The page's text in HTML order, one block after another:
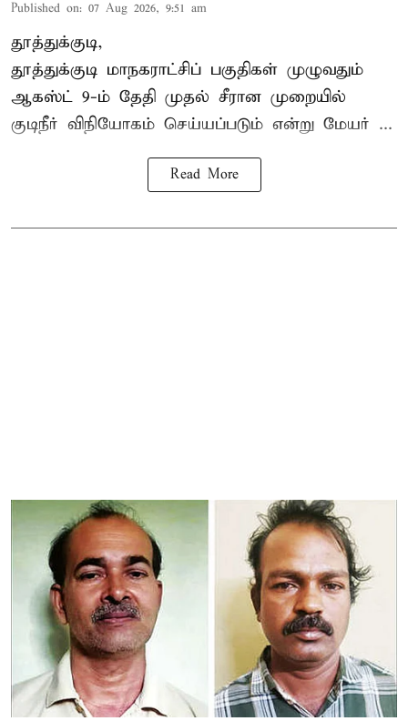
Published on: 07 Aug 2026, 9:51 am
தூத்துக்குடி,
தூத்துக்குடி மாநகராட்சிப் பகுதிகள் முழுவதும்
ஆகஸ்ட் 9-ம் தேதி முதல் சீரான முறையில்
குடிநீர் விநியோகம் செய்யப்படும் என்று மேயர் ...
Read More